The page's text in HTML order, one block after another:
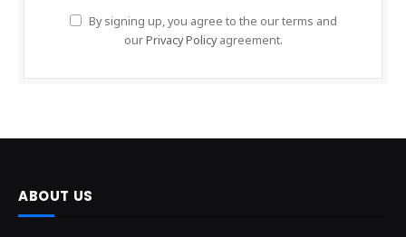
By signing up, you agree to the our terms and
ourPrivacy Policyagreement.
ABOUT US